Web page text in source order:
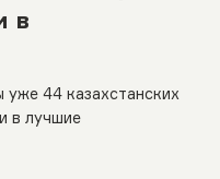
в
уже 44 казахстанских
в лучшие